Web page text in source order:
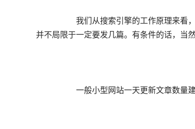
并不局限于一定要发几篇。有条件的话，当